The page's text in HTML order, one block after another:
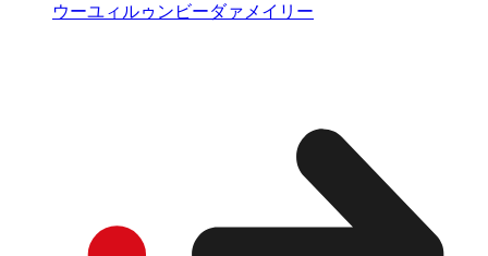
ウーユィルゥンビーダァメイリー